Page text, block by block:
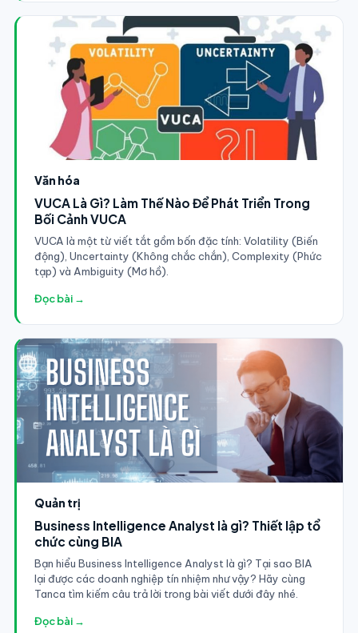
Văn hóa
VUCA Là Gì? Làm Thế Nào Để Phát Triển Trong
Bối Cảnh VUCA
VUCA là một từ viết tắt gồm bốn đặc tính: Volatility (Biến
động), Uncertainty (Không chắc chắn), Complexity (Phức
tạp) và Ambiguity (Mơ hồ).
Đọc bài →
Quản trị
Business Intelligence Analyst là gì? Thiết lập tổ
chức cùng BIA
Bạn hiểu Business Intelligence Analyst là gì? Tại sao BIA
lại được các doanh nghiệp tín nhiệm như vậy? Hãy cùng
Tanca tìm kiếm câu trả lời trong bài viết dưới đây nhé.
Đọc bài →